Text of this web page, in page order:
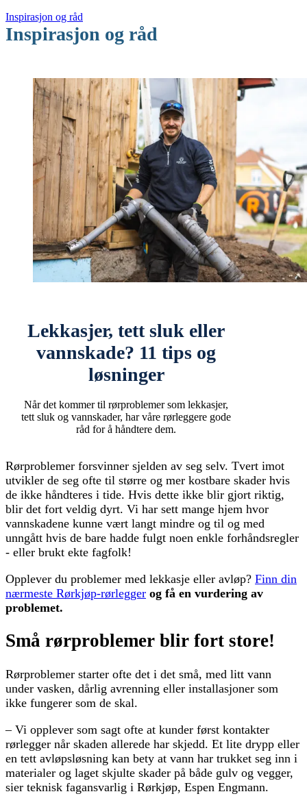
Inspirasjon og råd
Inspirasjon og råd
Lekkasjer, tett sluk eller
vannskade? 11 tips og
løsninger
Når det kommer til rørproblemer som lekkasjer,
tett sluk og vannskader, har våre rørleggere gode
råd for å håndtere dem.
Rørproblemer forsvinner sjelden av seg selv. Tvert imot
utvikler de seg ofte til større og mer kostbare skader hvis
de ikke håndteres i tide. Hvis dette ikke blir gjort riktig,
blir det fort veldig dyrt. Vi har sett mange hjem hvor
vannskadene kunne vært langt mindre og til og med
unngått hvis de bare hadde fulgt noen enkle forhåndsregler
- eller brukt ekte fagfolk!
Opplever du problemer med lekkasje eller avløp? Finn din
nærmeste Rørkjøp-rørlegger og få en vurdering av
problemet.
Små rørproblemer blir fort store!
Rørproblemer starter ofte det i det små, med litt vann
under vasken, dårlig avrenning eller installasjoner som
ikke fungerer som de skal.
– Vi opplever som sagt ofte at kunder først kontakter
rørlegger når skaden allerede har skjedd. Et lite drypp eller
en tett avløpsløsning kan bety at vann har trukket seg inn i
materialer og laget skjulte skader på både gulv og vegger,
sier teknisk fagansvarlig i Rørkjøp, Espen Engmann.